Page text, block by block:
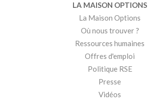
LA MAISON OPTIONS
La Maison Options
Où nous trouver ?
Ressources humaines
Offres d'emploi
Politique RSE
Presse
Vidéos